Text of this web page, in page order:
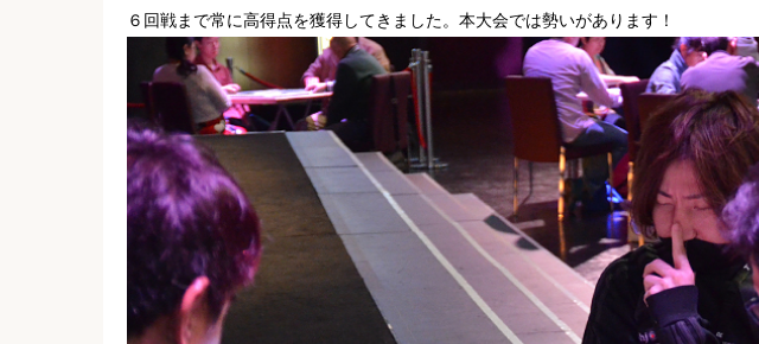
６回戦まで常に高得点を獲得してきました。本大会では勢いがあります！